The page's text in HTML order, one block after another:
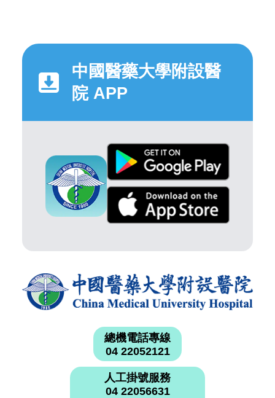
中國醫藥大學附設醫
院 APP
總機電話專線
04 22052121
人工掛號服務
04 22056631